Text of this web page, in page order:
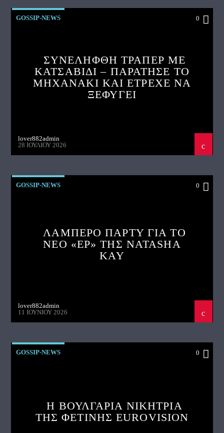
GOSSIP-NEWS 0
ΣΥΝΕΛΗΦΘΗ ΤΡΑΠΕΡ ΜΕ
ΚΑΤΣΑΒΙΔΙ – ΠΑΡΑΤΗΣΕ ΤΟ
ΜΗΧΑΝΑΚΙ ΚΑΙ ΕΤΡΕΧΕ ΝΑ
ΞΕΦΥΓΕΙ
lover882admin
28 ΙΟΥΛΊΟΥ 2026
GOSSIP-NEWS 0
ΛΑΜΠΕΡΟ ΠΑΡΤΥ ΓΙΑ ΤΟ
ΝΕΟ «EP» ΤΗΣ NATASHA
KAY
lover882admin
11 ΙΟΥΝΊΟΥ 2026
GOSSIP-NEWS 0
Η ΒΟΥΛΓΑΡΙΑ ΝΙΚΗΤΡΙΑ
ΤΗΣ ΦΕΤΙΝΗΣ EUROVISION